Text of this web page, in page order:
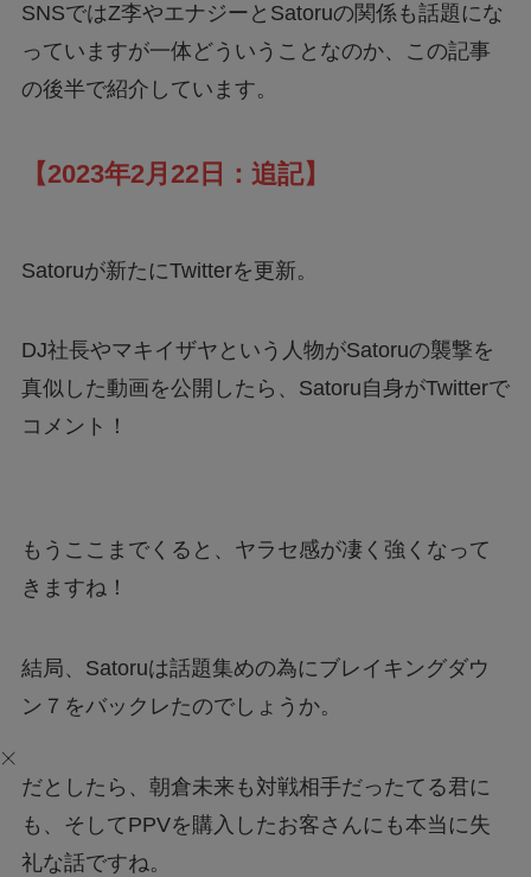
SNSではZ李やエナジーとSatoruの関係も話題にな
っていますが一体どういうことなのか、この記事
の後半で紹介しています。
【2023年2月22日：追記】
Satoruが新たにTwitterを更新。
DJ社長やマキイザヤという人物がSatoruの襲撃を
真似した動画を公開したら、Satoru自身がTwitterで
コメント！
もうここまでくると、ヤラセ感が凄く強くなって
きますね！
結局、Satoruは話題集めの為にブレイキングダウ
ン７をバックレたのでしょうか。
だとしたら、朝倉未来も対戦相手だったてる君に
も、そしてPPVを購入したお客さんにも本当に失
礼な話ですね。